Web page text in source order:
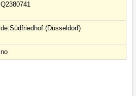
Q2380741
de:Südfriedhof (Düsseldorf)
no